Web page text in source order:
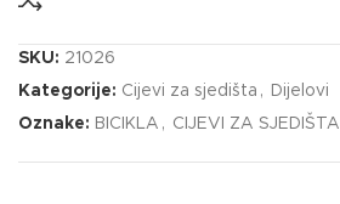
SKU: 21026
Kategorije: Cijevi za sjedišta ,
Dijelovi
Oznake: BICIKLA , CIJEVI ZA SJEDIŠTA